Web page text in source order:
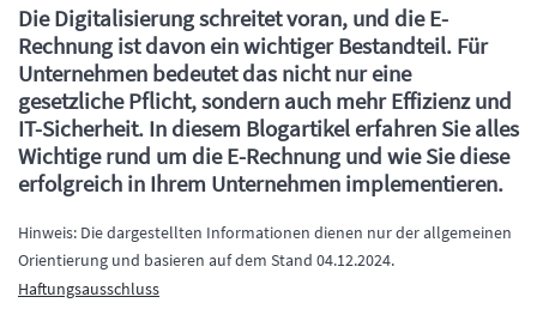
Inhalt
Die Digitalisierung schreitet voran, und die E-
Rechnung ist davon ein wichtiger Bestandteil. Für
Unternehmen bedeutet das nicht nur eine
gesetzliche Pflicht, sondern auch mehr Effizienz und
IT-Sicherheit. In diesem Blogartikel erfahren Sie alles
Wichtige rund um die E-Rechnung und wie Sie diese
erfolgreich in Ihrem Unternehmen implementieren.
Hinweis: Die dargestellten Informationen dienen nur der allgemeinen
Orientierung und basieren auf dem Stand 04.12.2024.
Haftungsausschluss